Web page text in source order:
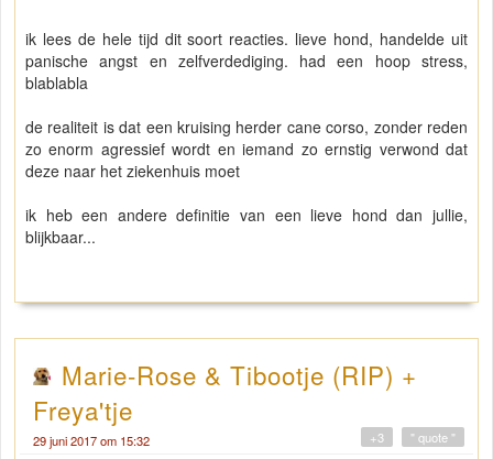
ik lees de hele tijd dit soort reacties. lieve hond, handelde uit
panische angst en zelfverdediging. had een hoop stress,
blablabla
de realiteit is dat een kruising herder cane corso, zonder reden
zo enorm agressief wordt en iemand zo ernstig verwond dat
deze naar het ziekenhuis moet
ik heb een andere definitie van een lieve hond dan jullie,
blijkbaar...
Marie-Rose & Tibootje (RIP) +
Freya'tje
29 juni 2017 om 15:32 " quote "
+3